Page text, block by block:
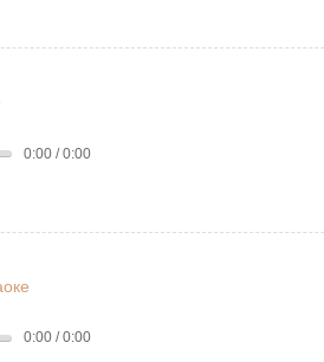
0:00 / 0:00
0:00 / 0:00